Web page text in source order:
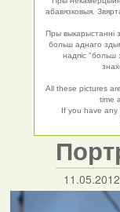
абавязковыя.
Пры выкарыстанні
больш аднаго
надпіс "больш
All these pictures
time
If you have any